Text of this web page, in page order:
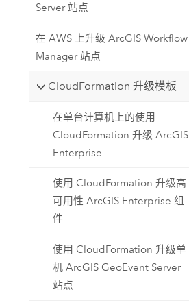
Server 站点
在 AWS 上升级 ArcGIS Workflow
Manager 站点
CloudFormation 升级模板
在单台计算机上的使用
CloudFormation 升级 ArcGIS
Enterprise
使用 CloudFormation 升级高
可用性 ArcGIS Enterprise 组
件
使用 CloudFormation 升级单
机 ArcGIS GeoEvent Server
站点